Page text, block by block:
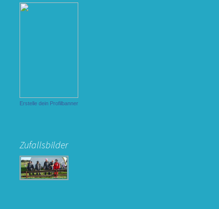
Erstelle dein Profilbanner
Zufallsbilder